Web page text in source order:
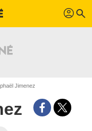
profil search
Jimenez